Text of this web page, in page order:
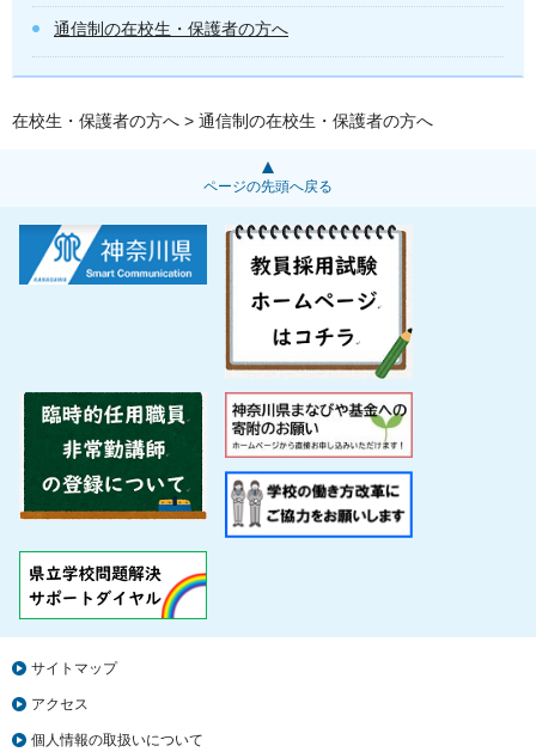
通信制の在校生・保護者の方へ
在校生・保護者の方へ > 通信制の在校生・保護者の方へ
ページの先頭へ戻る
サイトマップ
アクセス
個人情報の取扱いについて